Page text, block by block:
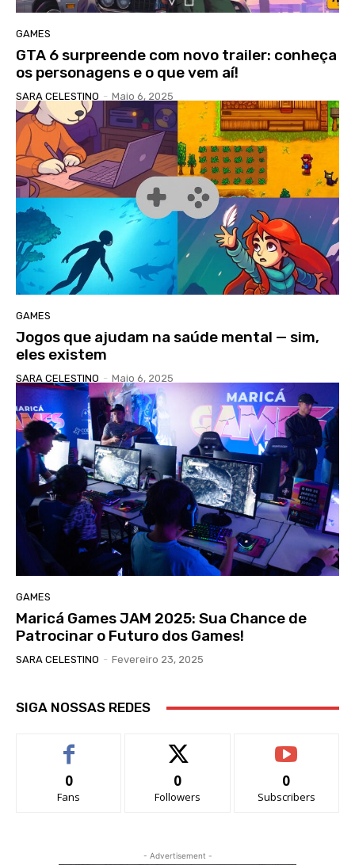
GAMES
GTA 6 surpreende com novo trailer: conheça
os personagens e o que vem aí!
SARA CELESTINO - Maio 6, 2025
GAMES
Jogos que ajudam na saúde mental — sim,
eles existem
SARA CELESTINO - Maio 6, 2025
GAMES
Maricá Games JAM 2025: Sua Chance de
Patrocinar o Futuro dos Games!
SARA CELESTINO - Fevereiro 23, 2025
SIGA NOSSAS REDES
0
Fans
0
Followers
0
Subscribers
- Advertisement -